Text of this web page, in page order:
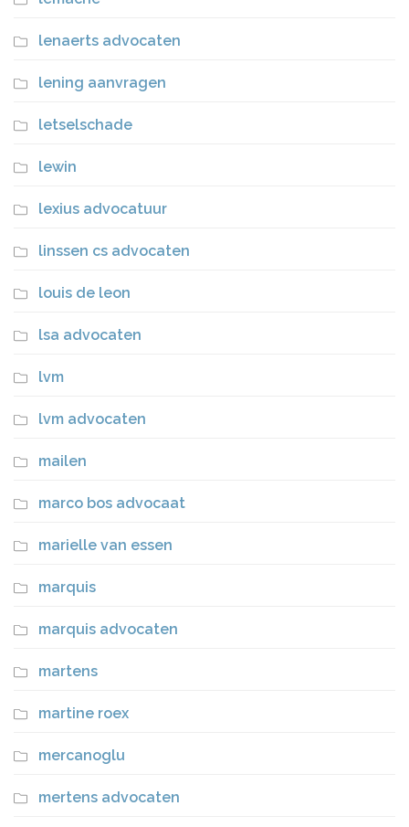
lenaerts advocaten
lening aanvragen
letselschade
lewin
lexius advocatuur
linssen cs advocaten
louis de leon
lsa advocaten
lvm
lvm advocaten
mailen
marco bos advocaat
marielle van essen
marquis
marquis advocaten
martens
martine roex
mercanoglu
mertens advocaten